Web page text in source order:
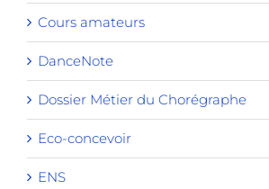
Cours amateurs
DanceNote
Dossier Métier du Chorégraphe
Eco-concevoir
ENS